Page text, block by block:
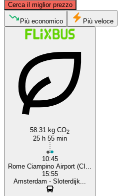
Cerca il miglior prezzo
Amsterdam
Più economico Più veloce
58.31 kg CO2
25 h 55 min
10:45
Rome Ciampino Airport (CI...
15:55
Amsterdam - Sloterdijk...